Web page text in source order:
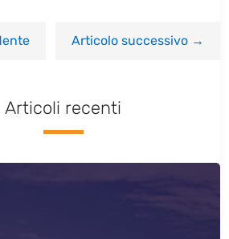
Articolo successivo→
Articoli recenti